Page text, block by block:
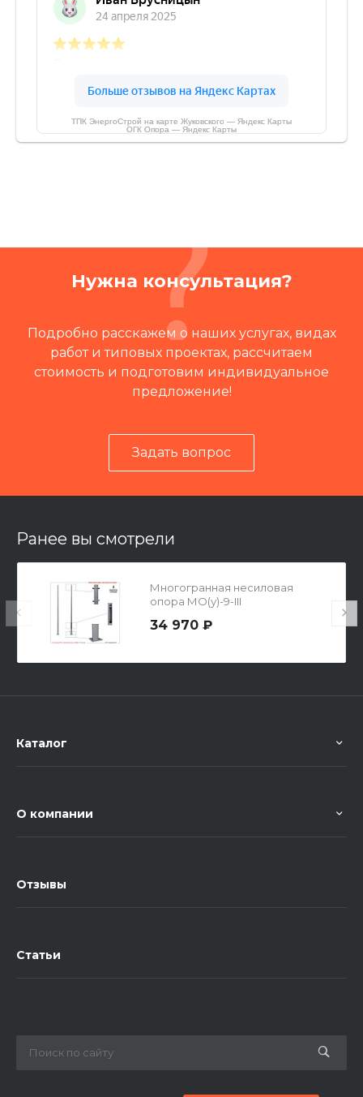
ТПК ЭнергоСтрой на карте Жуковского — Яндекс Карты
ОГК Опора — Яндекс Карты
Нужна консультация?
Подробно расскажем о наших услугах, видах
работ и типовых проектах, рассчитаем
стоимость и подготовим индивидуальное
предложение!
Задать вопрос
Ранее вы смотрели
Многогранная несиловая
опора МО(у)-9-III
34 970 ₽
Каталог
О компании
Отзывы
Статьи